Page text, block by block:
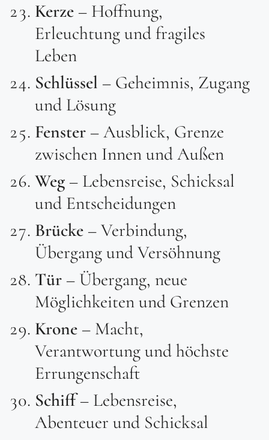
Kerze – Hoffnung,
Erleuchtung und fragiles
Leben
Schlüssel – Geheimnis, Zugang
und Lösung
Fenster – Ausblick, Grenze
zwischen Innen und Außen
Weg – Lebensreise, Schicksal
und Entscheidungen
Brücke – Verbindung,
Übergang und Versöhnung
Tür – Übergang, neue
Möglichkeiten und Grenzen
Krone – Macht,
Verantwortung und höchste
Errungenschaft
Schiff– Lebensreise,
Abenteuer und Schicksal